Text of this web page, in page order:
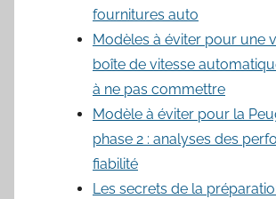
fournitures auto
Modèles à éviter pour une
boîte de vitesse
à ne pas commettre
Modèle à éviter pour la
phase 2 : analyses des
fiabilité
Les secrets de la